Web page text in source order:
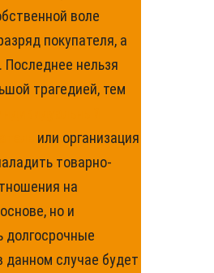
воле
покупателя, а
Последнее нельзя
трагедией, тем
или организация
товарно-
на
но и
долгосрочные
данном случае будет